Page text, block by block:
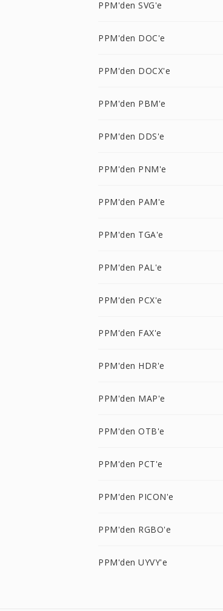
PPM'den SVG'e
PPM'den DOC'e
PPM'den DOCX'e
PPM'den PBM'e
PPM'den DDS'e
PPM'den PNM'e
PPM'den PAM'e
PPM'den TGA'e
PPM'den PAL'e
PPM'den PCX'e
PPM'den FAX'e
PPM'den HDR'e
PPM'den MAP'e
PPM'den OTB'e
PPM'den PCT'e
PPM'den PICON'e
PPM'den RGBO'e
PPM'den UYVY'e